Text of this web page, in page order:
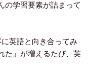
の学習要素が詰まって
英語と向き合ってみ
た」が増えるたび、英